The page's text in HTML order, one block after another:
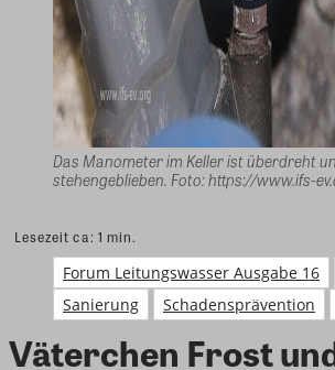
Das Manometer im Keller ist überdreht
stehengeblieben. Foto: https://www.ifs-
Lesezeit ca: 1 min.
Forum Leitungswasser Ausgabe 16
Sanierung
Schadensprävention
Väterchen Frost